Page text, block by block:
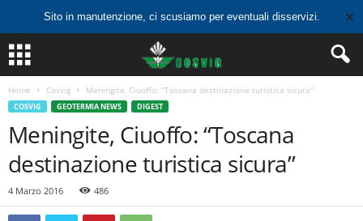
Sito in manutenzione, ci scusiamo per eventuali disservizi. ✕
Home Cosvig Meningite, Ciuoffo: “Toscana destinazione turistica sicura”
COSVIG GEOTERMIA NEWS DIGEST
Meningite, Ciuoffo: “Toscana
destinazione turistica sicura”
4 Marzo 2016 486